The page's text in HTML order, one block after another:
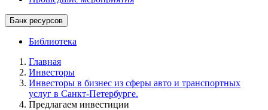
Банк ресурсов
Библиотека
Главная
Инвесторы
Инвесторы в бизнес из сферы авто и транспортных
услуг в Санкт-Петербурге.
Предлагаем инвестиции